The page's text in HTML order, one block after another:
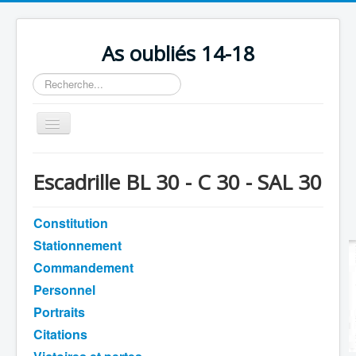
As oubliés 14-18
Rechercher
Basculer
la
Chronologie
Escadrilles
Organisation
Avions
Personnels
Doctrines
Escadrille BL 30 - C 30 - SAL 30
Constitution
Stationnement
Commandement
Personnel
Portraits
Citations